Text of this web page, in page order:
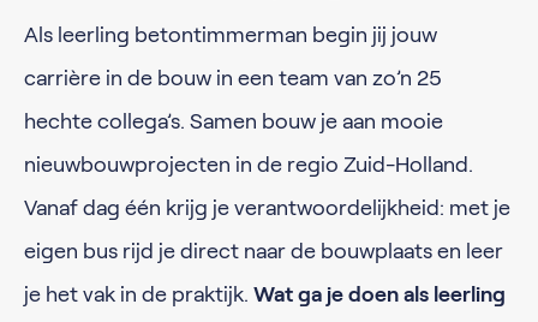
Als leerling betontimmerman begin jij jouw
carrière in de bouw in een team van zo’n 25
hechte collega’s. Samen bouw je aan mooie
nieuwbouwprojecten in de regio Zuid-Holland.
Vanaf dag één krijg je verantwoordelijkheid: met je
eigen bus rijd je direct naar de bouwplaats en leer
je het vak in de praktijk. Wat ga je doen als leerling